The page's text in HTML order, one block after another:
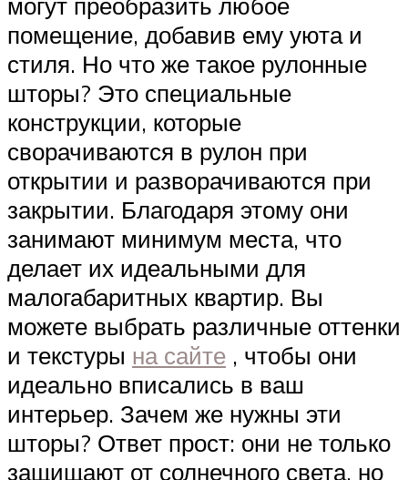
помещение, добавив ему уюта и
стиля. Но что же такое рулонные
шторы? Это специальные
конструкции, которые
сворачиваются в рулон при
открытии и разворачиваются при
закрытии. Благодаря этому они
занимают минимум места, что
делает их идеальными для
малогабаритных квартир. Вы
можете выбрать различные оттенки
и текстуры на сайте , чтобы они
идеально вписались в ваш
интерьер. Зачем же нужны эти
шторы? Ответ прост: они не только
защищают от солнечного света, но